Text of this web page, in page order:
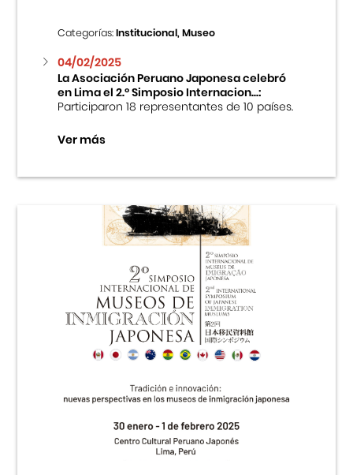
Categorías:Institucional, Museo
04/02/2025
La Asociación Peruano Japonesa celebró
en Lima el 2.º Simposio Internacion...:
Participaron 18 representantes de 10 países.
Ver más